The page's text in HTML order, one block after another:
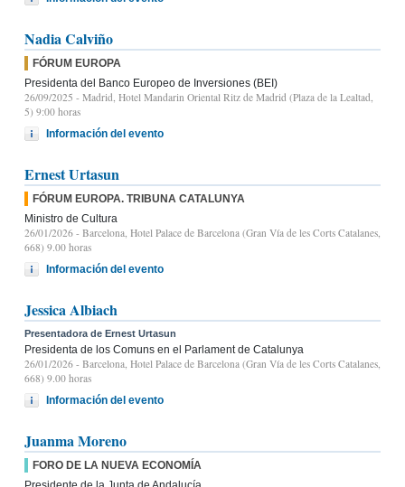
Nadia Calviño
FÓRUM EUROPA
Presidenta del Banco Europeo de Inversiones (BEI)
26/09/2025 - Madrid, Hotel Mandarin Oriental Ritz de Madrid (Plaza de la Lealtad,
5) 9:00 horas
Información del evento
Ernest Urtasun
FÓRUM EUROPA. TRIBUNA CATALUNYA
Ministro de Cultura
26/01/2026 - Barcelona, Hotel Palace de Barcelona (Gran Vía de les Corts Catalanes,
668) 9.00 horas
Información del evento
Jessica Albiach
Presentadora de Ernest Urtasun
Presidenta de los Comuns en el Parlament de Catalunya
26/01/2026 - Barcelona, Hotel Palace de Barcelona (Gran Vía de les Corts Catalanes,
668) 9.00 horas
Información del evento
Juanma Moreno
FORO DE LA NUEVA ECONOMÍA